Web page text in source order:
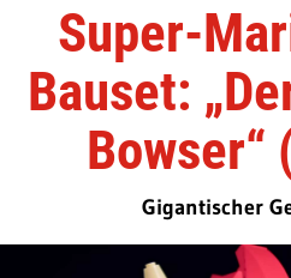
Super-
Bauset:
Bowser“
Gigantischer